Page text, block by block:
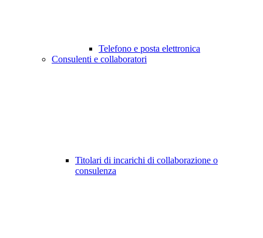
Telefono e posta elettronica
Consulenti e collaboratori
Titolari di incarichi di collaborazione o
consulenza